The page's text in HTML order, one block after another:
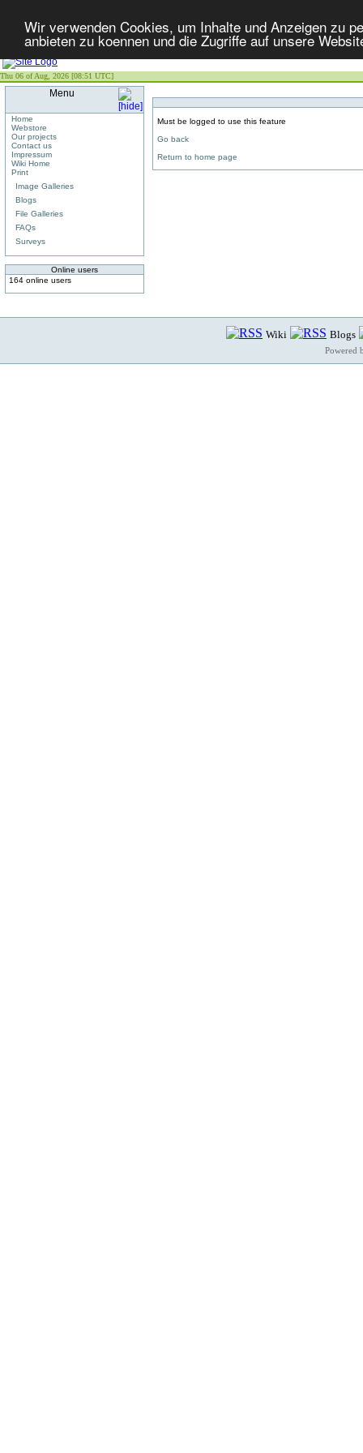
Wir verwenden Cookies, um Inhalte und Anzeigen zu
anbieten zu koennen und die Zugriffe auf unsere
Thu 06 of Aug, 2026 [08:51 UTC]
Menu
Home
Webstore
Our projects
Contact us
Impressum
Wiki Home
Print
Image Galleries
Blogs
File Galleries
FAQs
Surveys
Online users
164 online users
Must be logged to use this feature
Go back
Return to home page
Wiki Blogs
Powered